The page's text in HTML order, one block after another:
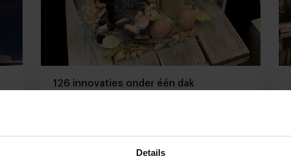
Details
126 innovaties onder één dak
6 februari 2020